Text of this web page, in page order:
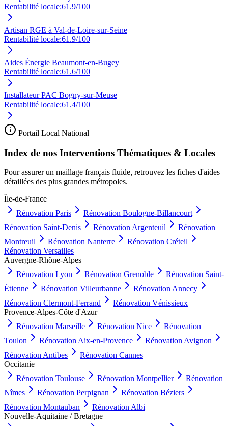
Rentabilité locale:61.9/100
Artisan RGE à Val-de-Loire-sur-Seine
Rentabilité locale:61.9/100
Aides Énergie Beaumont-en-Bugey
Rentabilité locale:61.6/100
Installateur PAC Bogny-sur-Meuse
Rentabilité locale:61.4/100
Portail Local National
Index de nos Interventions Thématiques & Locales
Pour assurer un maillage français fluide, retrouvez les fiches d'aides
détaillées des plus grandes métropoles.
Île-de-France
Rénovation Paris Rénovation Boulogne-Billancourt
Rénovation Saint-Denis Rénovation Argenteuil
Rénovation
Montreuil
Rénovation Nanterre Rénovation Créteil
Rénovation Versailles
Auvergne-Rhône-Alpes
Rénovation Lyon Rénovation Grenoble Rénovation Saint-
Étienne
Rénovation Villeurbanne Rénovation Annecy
Rénovation Clermont-Ferrand Rénovation Vénissieux
Provence-Alpes-Côte d'Azur
Rénovation Marseille Rénovation Nice
Rénovation
Toulon
Rénovation Aix-en-Provence Rénovation Avignon
Rénovation Antibes Rénovation Cannes
Occitanie
Rénovation Toulouse Rénovation Montpellier
Rénovation
Nîmes
Rénovation Perpignan Rénovation Béziers
Rénovation Montauban Rénovation Albi
Nouvelle-Aquitaine / Bretagne